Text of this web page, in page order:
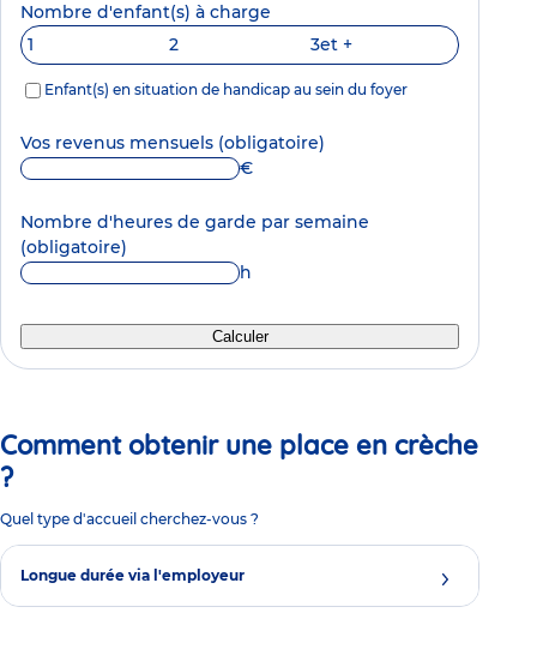
Nombre d'enfant(s) à charge
1
2 3et +
Enfant(s) en situation de handicap au sein du foyer
Vos revenus mensuels (obligatoire)
€
Nombre d'heures de garde par semaine
(obligatoire)
h
Calculer
Comment obtenir une place en crèche
?
Quel type d'accueil cherchez-vous ?
Longue durée via l'employeur